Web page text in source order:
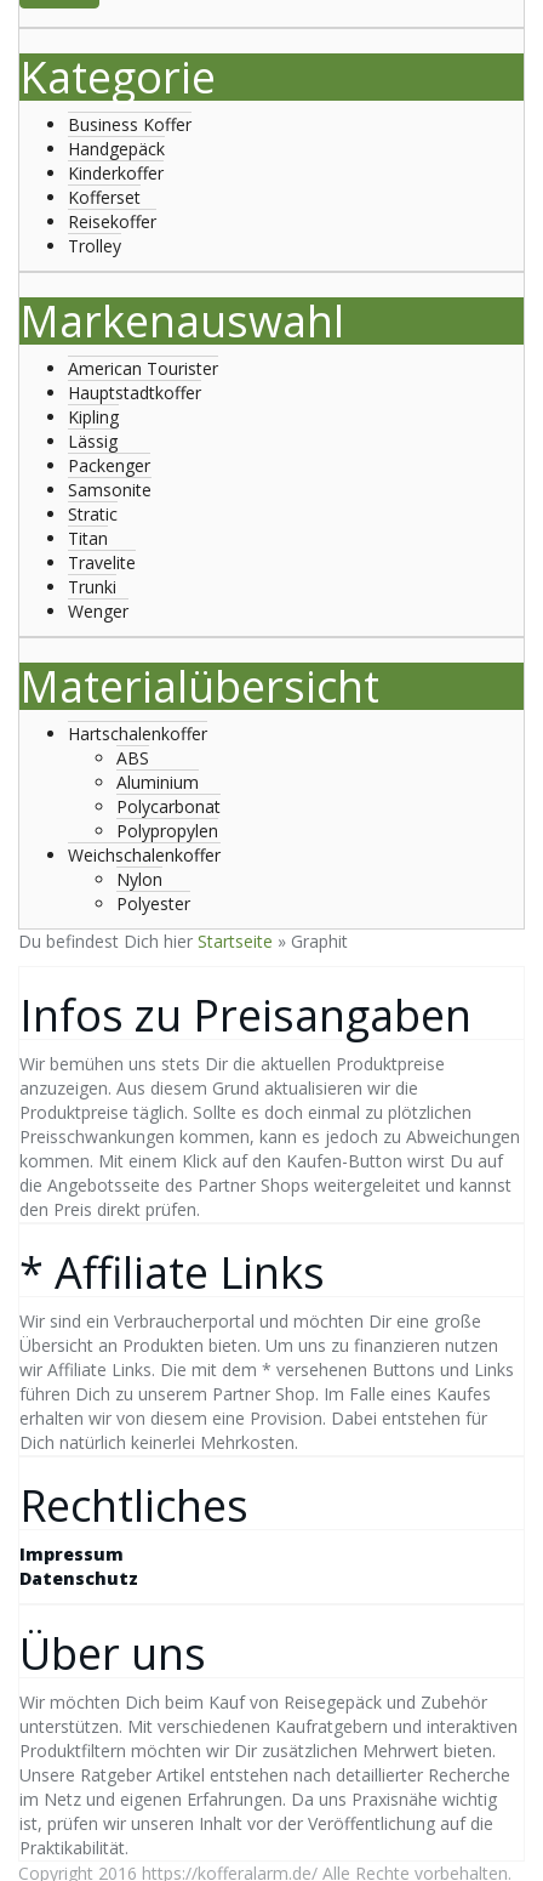
Kategorie
Business Koffer
Handgepäck
Kinderkoffer
Kofferset
Reisekoffer
Trolley
Markenauswahl
American Tourister
Hauptstadtkoffer
Kipling
Lässig
Packenger
Samsonite
Stratic
Titan
Travelite
Trunki
Wenger
Materialübersicht
Hartschalenkoffer
ABS
Aluminium
Polycarbonat
Polypropylen
Weichschalenkoffer
Nylon
Polyester
Du befindest Dich hier Startseite » Graphit
Infos zu Preisangaben
Wir bemühen uns stets Dir die aktuellen Produktpreise
anzuzeigen. Aus diesem Grund aktualisieren wir die
Produktpreise täglich. Sollte es doch einmal zu plötzlichen
Preisschwankungen kommen, kann es jedoch zu Abweichungen
kommen. Mit einem Klick auf den Kaufen-Button wirst Du auf
die Angebotsseite des Partner Shops weitergeleitet und kannst
den Preis direkt prüfen.
* Affiliate Links
Wir sind ein Verbraucherportal und möchten Dir eine große
Übersicht an Produkten bieten. Um uns zu finanzieren nutzen
wir Affiliate Links. Die mit dem * versehenen Buttons und Links
führen Dich zu unserem Partner Shop. Im Falle eines Kaufes
erhalten wir von diesem eine Provision. Dabei entstehen für
Dich natürlich keinerlei Mehrkosten.
Rechtliches
Impressum
Datenschutz
Über uns
Wir möchten Dich beim Kauf von Reisegepäck und Zubehör
unterstützen. Mit verschiedenen Kaufratgebern und interaktiven
Produktfiltern möchten wir Dir zusätzlichen Mehrwert bieten.
Unsere Ratgeber Artikel entstehen nach detaillierter Recherche
im Netz und eigenen Erfahrungen. Da uns Praxisnähe wichtig
ist, prüfen wir unseren Inhalt vor der Veröffentlichung auf die
Praktikabilität.
Copyright 2016 https://kofferalarm.de/ Alle Rechte vorbehalten.